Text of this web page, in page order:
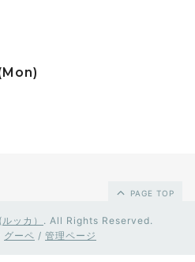
PAGE TOP
ッカ） . All Rights Reserved.
グーペ / 管理ページ